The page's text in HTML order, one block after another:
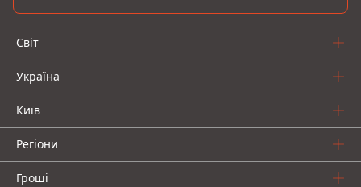
Світ
Україна
Київ
Регіони
Гроші